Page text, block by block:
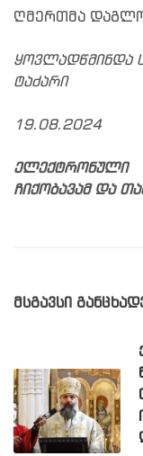
ღმერთმა
ყოვლადწმინდა
ტაძარი
19.08.2024
ჩიქობავამ და
მსგავსი